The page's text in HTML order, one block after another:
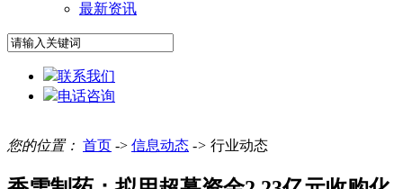
最新资讯
联系我们
电话咨询
您的位置： 首页 -> 信息动态 -> 行业动态